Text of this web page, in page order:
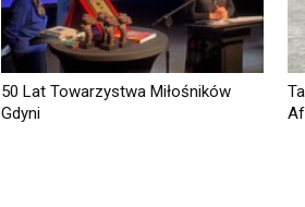
50 Lat Towarzystwa Miłośników
Gdyni